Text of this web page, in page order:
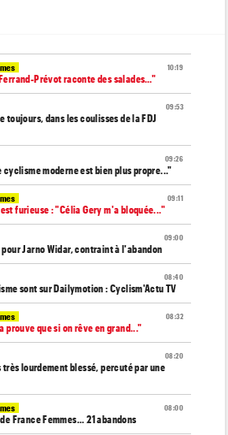
10:19
Prévot raconte des salades…"
09:53
toujours, dans les coulisses de la FDJ
09:26
cyclisme moderne est bien plus propre..."
09:11
furieuse : "Célia Gery m'a bloquée..."
09:00
Jarno Widar, contraint à l'abandon
08:40
sont sur Dailymotion : Cyclism'Actu TV
08:32
prouve que si on rêve en grand..."
08:20
très lourdement blessé, percuté par une
08:00
France Femmes... 21 abandons